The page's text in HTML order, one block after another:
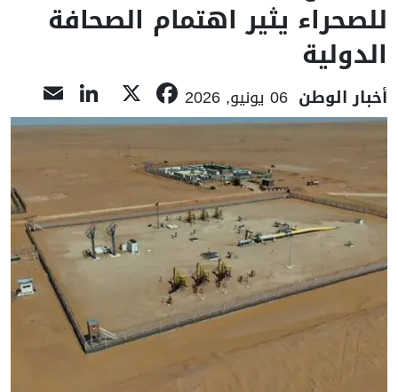
للصحراء يثير اهتمام الصحافة
الدولية
أخبار الوطن 06 يونيو, 2026 Facebook